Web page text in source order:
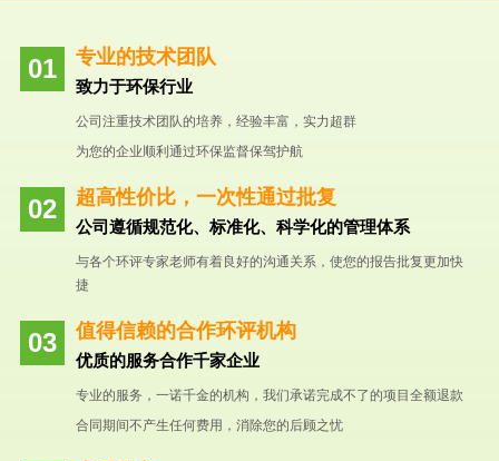
专业的技术团队
致力于环保行业
公司注重技术团队的培养，经验丰富，实力超群
为您的企业顺利通过环保监督保驾护航
超高性价比，一次性通过批复
公司遵循规范化、标准化、科学化的管理体系
与各个环评专家老师有着良好的沟通关系，使您的报告批复更加快
捷
值得信赖的合作环评机构
优质的服务合作千家企业
专业的服务，一诺千金的机构，我们承诺完成不了的项目全额退款
合同期间不产生任何费用，消除您的后顾之忧